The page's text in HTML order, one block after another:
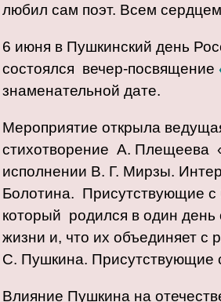
любил сам поэт. Всем
6 июня в Пушкинский день
состоялся вечер-посвящение
знаменательной дате.
Мероприятие открыла
стихотворение А. Плещеева
исполнении В. Г. Мирзы.
Болотина. Присутствующие
который родился в один день
жизни и, что их объединяет
С. Пушкина. Присутствующие
Влияние Пушкина на